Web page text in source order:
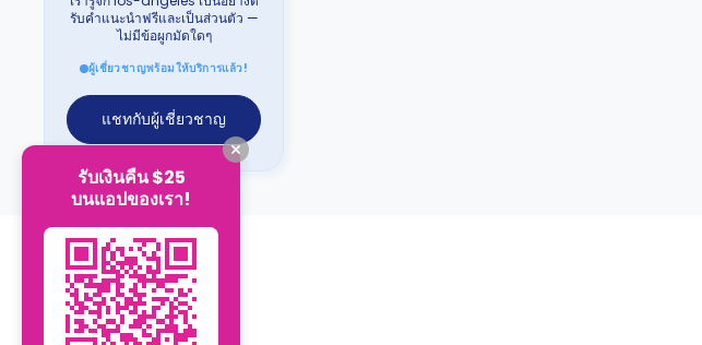
รับคำแนะนำฟรีและเป็นส่วนตัว —
ไม่มีข้อผูกมัดใดๆ
ผู้เชี่ยวชาญพร้อมให้บริการแล้ว!
แชทกับผู้เชี่ยวชาญ
รับเงินคืน $25
บนแอปของเรา!